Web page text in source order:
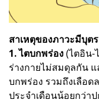
สาเหตุของภาวะมีบุต
1. ไตบกพร่อง(ไตอิน-
ร่างกายไม่สมดุลกัน
บกพร่อง รวมถึงเลือ
ประจำเดือนน้อยกว่า